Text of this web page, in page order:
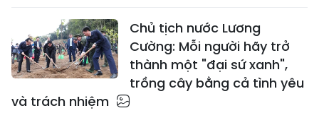
Chủ tịch nước Lương
Cường: Mỗi người hãy trở
thành một "đại sứ xanh",
trồng cây bằng cả tình yêu
và trách nhiệm